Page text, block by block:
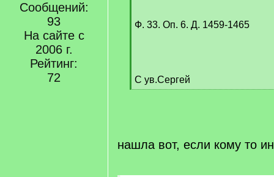
Сообщений:
93
На сайте с
2006 г.
Рейтинг:
72
Ф. 33. Оп. 6. Д. 1459-1465
С ув.Сергей
[
нашла вот, если кому то